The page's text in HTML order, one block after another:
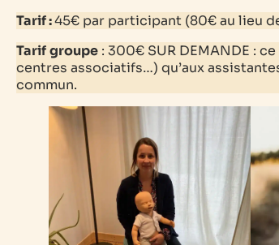
Tarif :45€ par participant (80€ au lieu
Tarifgroupe : 300€ SUR DEMANDE :
centres associatifs…) qu’aux
commun.